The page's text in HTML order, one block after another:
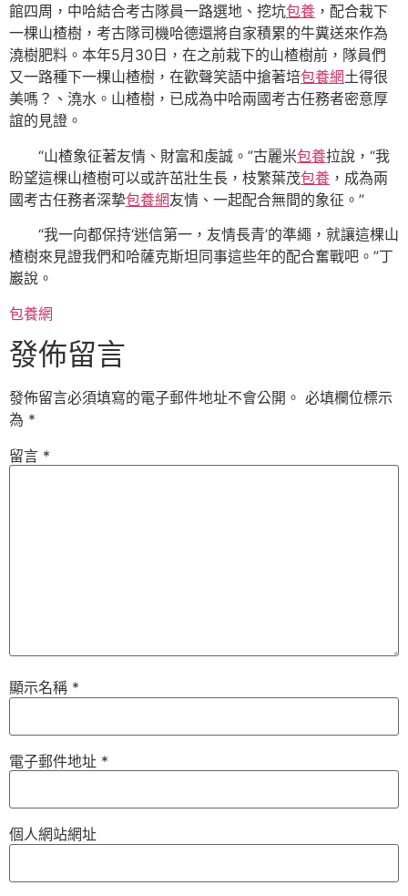
館四周，中哈結合考古隊員一路選地、挖坑包養 ，配合栽下
一棵山楂樹，考古隊司機哈德還將自家積累的牛糞送來作為
澆樹肥料。本年5月30日，在之前栽下的山楂樹前，隊員們
又一路種下一棵山楂樹，在歡聲笑語中搶著培包養網土得很
美嗎？、澆水。山楂樹，已成為中哈兩國考古任務者密意厚
誼的見證。
“山楂象征著友情、財富和虔誠。”古麗米包養拉說，“我
盼望這棵山楂樹可以或許茁壯生長，枝繁葉茂包養 ，成為兩
國考古任務者深摯包養網友情、一起配合無間的象征。”
“我一向都保持‘迷信第一，友情長青’的準繩，就讓這棵山
楂樹來見證我們和哈薩克斯坦同事這些年的配合奮戰吧。”丁
巖說。
包養網
發佈留言
發佈留言必須填寫的電子郵件地址不會公開。 必填欄位標示
為 *
留言 *
顯示名稱 *
電子郵件地址 *
個人網站網址